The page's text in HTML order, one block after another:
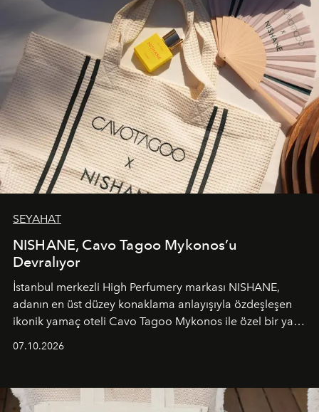
SEYAHAT
NISHANE, Cavo Tagoo Mykonos’u
Devralıyor
İstanbul merkezli High Perfumery markası NISHANE,
adanın en üst düzey konaklama anlayışıyla özdeşleşen
ikonik yamaç oteli Cavo Tagoo Mykonos ile özel bir yaz
buluşturarak markanın Cavo Tagoo’daki varlığını
sürükleyici ve mevsime özel bir deneyime dönüştürüyor.
07.10.2026